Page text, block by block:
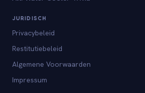
JURIDISCH
Privacybeleid
Restitutiebeleid
Algemene Voorwaarden
Impressum